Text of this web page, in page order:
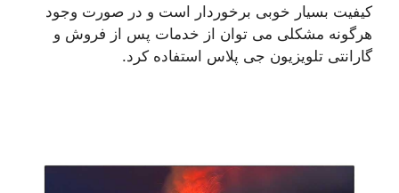
کیفیت بسیار خوبی برخوردار است و در صورت وجود
هرگونه مشکلی می توان از خدمات پس از فروش و
گارانتی تلویزیون جی پلاس استفاده کرد.